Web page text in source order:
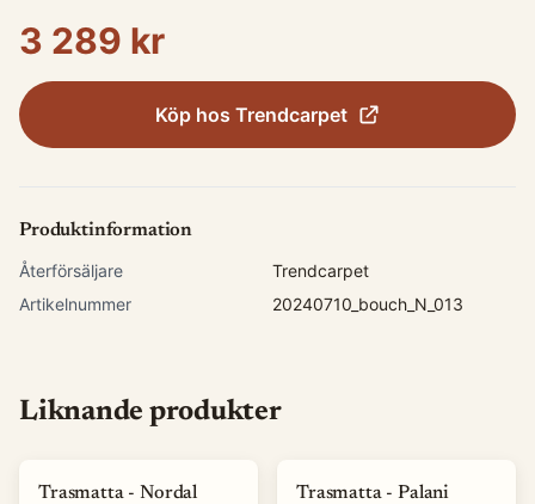
3 289 kr
Köp hos Trendcarpet
Produktinformation
Återförsäljare
Trendcarpet
Artikelnummer
20240710_bouch_N_013
Liknande produkter
Trasmatta - Nordal
Trasmatta - Palani